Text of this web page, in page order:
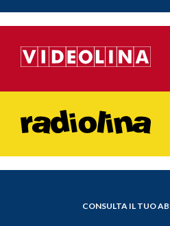
CONSULTA IL TUO